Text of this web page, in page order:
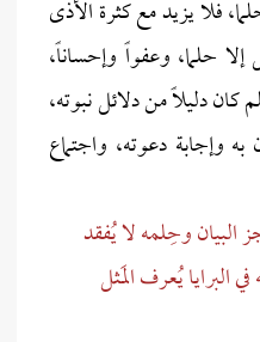
فلا يزيد مع كثرة الأذى
حلما، وعفواً وإحساناً،
دليلاً من دلائل نبوته،
وإجابة دعوته، واجتماع
البيان وحِلمه لا يُفقد
في البرايا يُعرف المَثل